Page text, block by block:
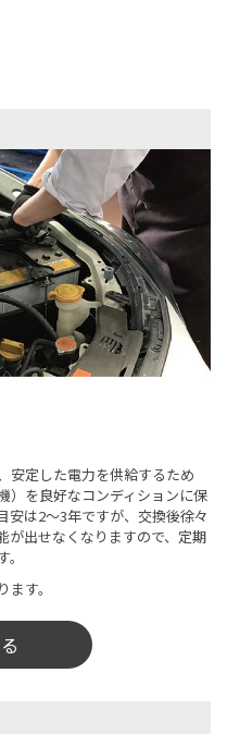
安定した電力を供給するため
）を良好なコンディションに保
安は2～3年ですが、交換後徐々
が出せなくなりますので、定期
す。